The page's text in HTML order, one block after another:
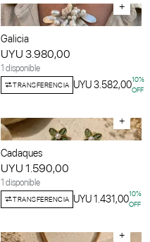
+
Galicia
UYU 3.980,00
1 disponible
TRANSFERENCIA UYU 3.582,0010%
OFF
+
Cadaques
UYU 1.590,00
1 disponible
TRANSFERENCIA UYU 1.431,0010%
OFF
+